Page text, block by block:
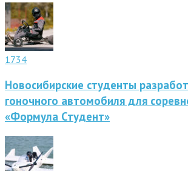
1734
Новосибирские студенты
гоночного автомобиля для
«Формула Студент»